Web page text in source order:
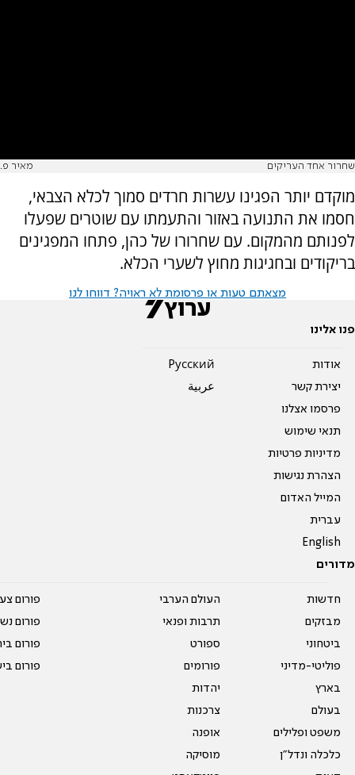
שחרור אחד העריקים מאיר פ.
מוקדם יותר הפגינו עשרות חרדים סמוך לכלא הצבאי,
חסמו את התנועה באזור והתעמתו עם שוטרים שפעלו
לפנותם מהמקום. עם שחרורו של כהן, פתחו המפגינים
בריקודים ובחגיגות מחוץ לשערי הכלא.
מצאתם טעות או פרסומת לא ראויה? דווחו לנו
פנו אלינו
אודות
יצירת קשר
פרסמו אצלנו
תנאי שימוש
מדיניות פרטיות
הצהרת נגישות
המייל האדום
עברית
English
Pусский
عربية
מדורים
חדשות
מבזקים
ביטחוני
פוליטי-מדיני
בארץ
בעולם
משפט ופלילים
כלכלה ונדל"ן
העולם הערבי
תרבות ופנאי
ספורט
פורומים
יהדות
צרכנות
אופנה
מוסיקה
פורום
פורום
פורום
פורום